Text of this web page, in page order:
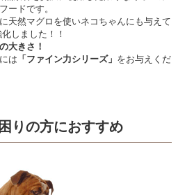
ードです。
天然マグロを使いネコちゃんにも与えて
しました！！
大きさ！
は 「ファイン力シリーズ」 をお与えくだ
りの方におすすめ